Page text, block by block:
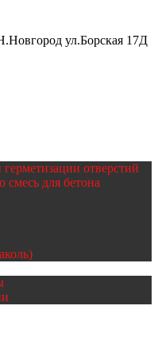
ул.Борская 17Д
отверстий
для бетона